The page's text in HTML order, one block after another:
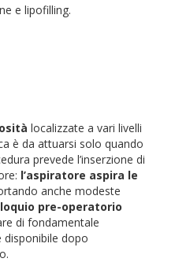
e lipofilling.
localizzate a vari livelli
è da attuarsi solo quando
prevede l’inserzione di
l’aspiratore aspira le
anche modeste
pre-operatorio
di fondamentale
disponibile dopo